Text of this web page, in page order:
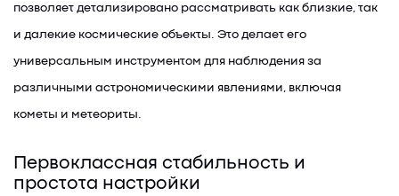
позволяет детализировано рассматривать как близкие, так
и далекие космические объекты. Это делает его
универсальным инструментом для наблюдения за
различными астрономическими явлениями, включая
кометы и метеориты.
Первоклассная стабильность и
простота настройки